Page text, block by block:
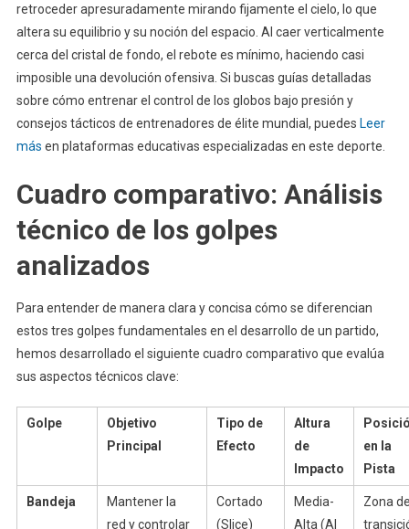
retroceder apresuradamente mirando fijamente el cielo, lo que
altera su equilibrio y su noción del espacio. Al caer verticalmente
cerca del cristal de fondo, el rebote es mínimo, haciendo casi
imposible una devolución ofensiva. Si buscas guías detalladas
sobre cómo entrenar el control de los globos bajo presión y
consejos tácticos de entrenadores de élite mundial, puedes Leer
más en plataformas educativas especializadas en este deporte.
Cuadro comparativo: Análisis
técnico de los golpes
analizados
Para entender de manera clara y concisa cómo se diferencian
estos tres golpes fundamentales en el desarrollo de un partido,
hemos desarrollado el siguiente cuadro comparativo que evalúa
sus aspectos técnicos clave:
Golpe
Objetivo
Principal
Tipo de
Efecto
Altura
de
Impacto
en la
Pista
Bandeja
Mantener la
red y controlar
Cortado
(Slice)
Media-
Alta (Al
Zona